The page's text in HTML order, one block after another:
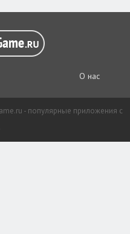
О нас
- популярные приложения с